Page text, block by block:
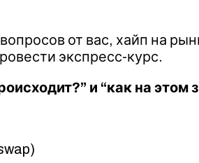
от вас, хайп на
экспресс-курс.
и “как на этом